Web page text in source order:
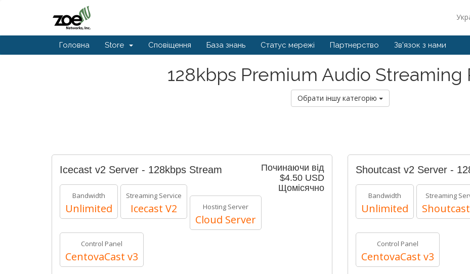
Головна Store Сповіщення База знань Статус мережі Партнерство Зв'язок з нами
128kbps Premium Audio Streaming
Обрати іншу категорію
Починаючи від
$4.50 USD
Щомісячно
Icecast v2 Server - 128kbps Stream
Bandwidth
Unlimited
Streaming Service
Icecast V2 Hosting Server
Cloud Server
Control Panel
CentovaCast v3
Shoutcast v2 Server -
Bandwidth
Unlimited
Streaming
Control Panel
CentovaCast v3